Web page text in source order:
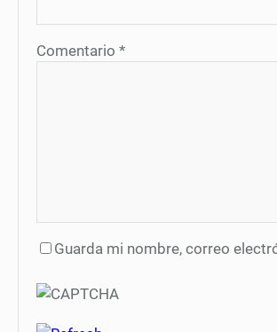
Comentario *
Guarda mi nombre, correo